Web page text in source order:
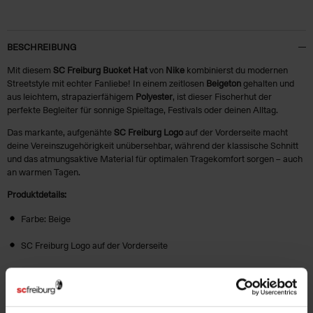
BESCHREIBUNG
Mit diesem SC Freiburg Bucket Hatvon Nike kombinierst du modernen
Streetstyle mit echter Fanliebe! In einem zeitlosen Beigetongehalten und
aus leichtem, strapazierfähigem Polyester, ist dieser Fischerhut der
perfekte Begleiter für sonnige Spieltage, Festivals oder deinen Alltag.
Das markante, aufgenähte SC Freiburg Logoauf der Vorderseite macht
deine Vereinszugehörigkeit unübersehbar, während der klassische Schnitt
und das atmungsaktive Material für optimalen Tragekomfort sorgen – auch
an warmen Tagen.
Produktdetails:
Farbe: Beige
SC Freiburg Logo auf der Vorderseite
Klassischer Fischerhut-Schnitt für lässigen Style
Leicht, bequem und vielseitig kombinierbar